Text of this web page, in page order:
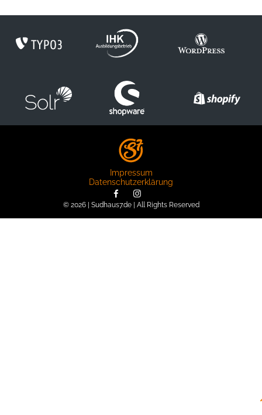
© 2026 | Sudhaus7.de | All Rights Reserved
Impressum
Datenschutzerklärung